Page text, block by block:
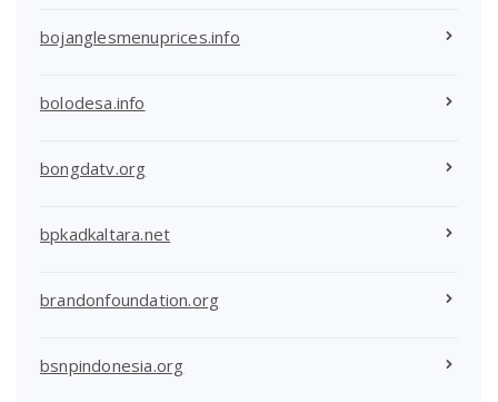
bojanglesmenuprices.info
bolodesa.info
bongdatv.org
bpkadkaltara.net
brandonfoundation.org
bsnpindonesia.org